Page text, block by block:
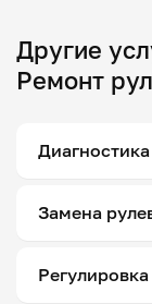
Другие
Ремонт
Замена